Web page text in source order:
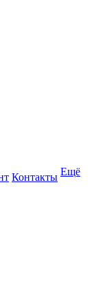
Контакты Ещё